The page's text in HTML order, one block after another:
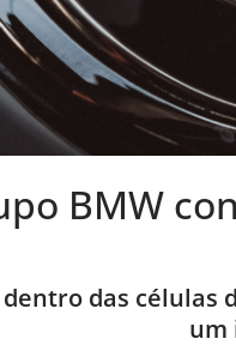
BMW
das células
um